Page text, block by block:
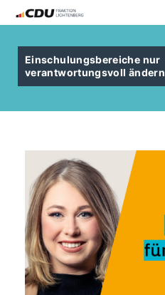
Einschulungsbereiche nur
verantwortungsvoll ändern